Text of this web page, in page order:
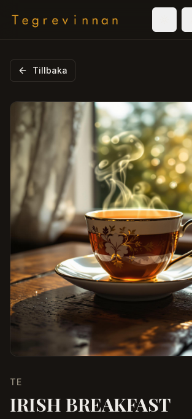
Tillbaka
TE
IRISH BREAKFAST